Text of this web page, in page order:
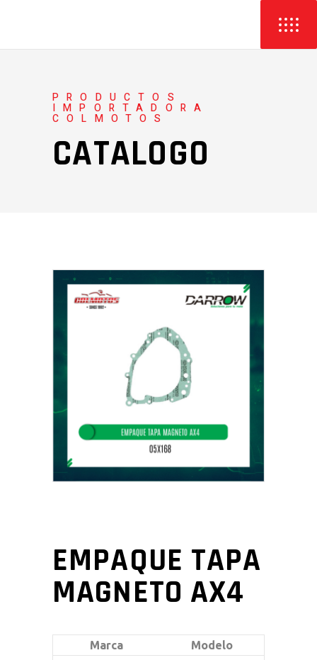
PRODUCTOS
IMPORTADORA
COLMOTOS
CATALOGO
EMPAQUE TAPA
MAGNETO AX4
Marca
Modelo